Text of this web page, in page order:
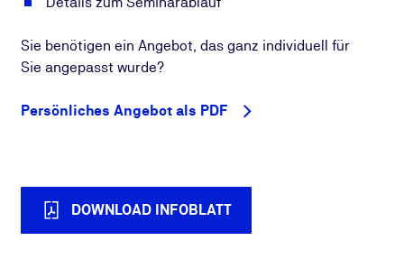
Sie benötigen ein Angebot, das ganz individuell für
Sie angepasst wurde?
Persönliches Angebot als PDF
DOWNLOAD INFOBLATT